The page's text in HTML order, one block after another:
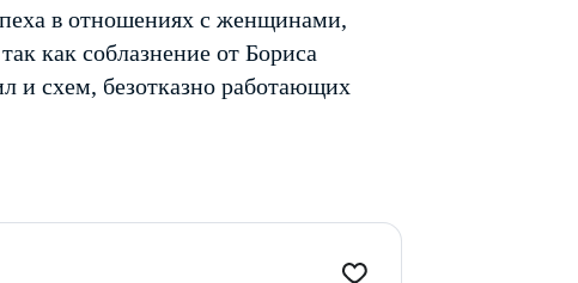
в отношениях с женщинами,
как соблазнение от Бориса
и схем, безотказно работающих